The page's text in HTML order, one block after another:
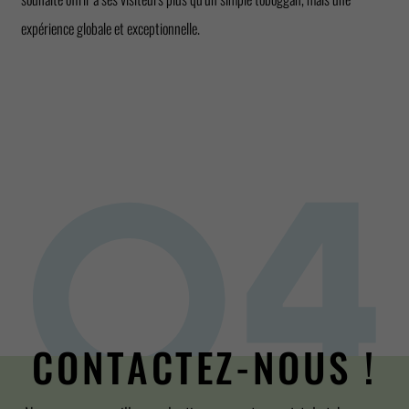
expérience globale et exceptionnelle.
BALL
HARAKIRI
CONTACTEZ-NOUS !